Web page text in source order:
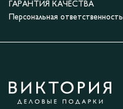
ГАРАНТИЯ КАЧЕСТВА
Персональная ответственность